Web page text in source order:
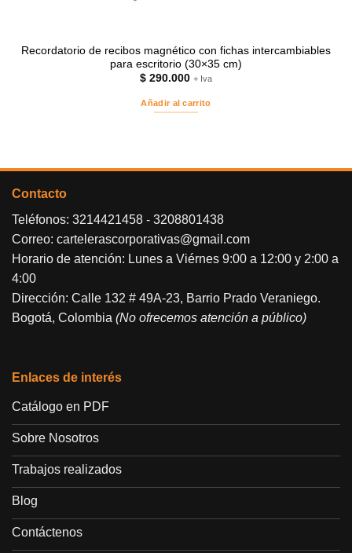
Recordatorio de recibos magnético con fichas intercambiables
para escritorio (30×35 cm)
$ 290.000 + Iva
Añadir al carrito
Contacto
Teléfonos: 3214421458 - 3208801438
Correo: cartelerascorporativas@gmail.com
Horario de atención: Lunes a Viérnes 9:00 a 12:00 y 2:00 a
4:00
Dirección: Calle 132 # 49A-23, Barrio Prado Veraniego.
Bogotá, Colombia (No ofrecemos atención a público)
Enlaces de interés
Catálogo en PDF
Sobre Nosotros
Trabajos realizados
Blog
Contáctenos